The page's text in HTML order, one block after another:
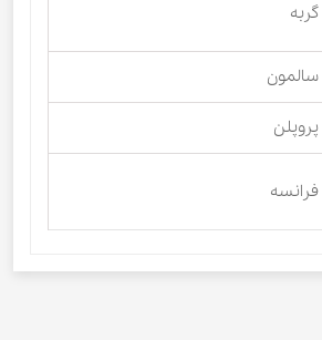
گربه
سالمون
پروپلن
فرانسه